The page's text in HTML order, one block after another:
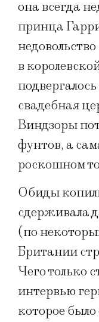
она всегда
принца
в
свадебная
Виндзоры
фунтов, а
роскошном
Обиды
сдерживала
(по
Британии
Чего только
интервью
которое